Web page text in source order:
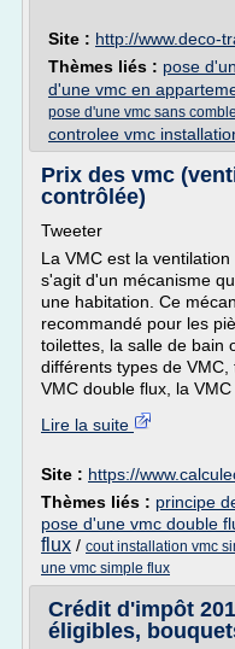
Site : http://www.deco-
Thèmes liés : pose
d'une vmc en
pose d'une vmc sans comble
controlee vmc
Prix des vmc
contrôlée)
Tweeter
La VMC est la
s'agit d'un mécanisme
une habitation. Ce
recommandé pour les
toilettes, la salle de bain
différents types de
VMC double flux, la VMC
Lire la suite
Site : https://
Thèmes liés : principe
pose d'une vmc double
flux / cout installation vmc
une vmc simple flux
Crédit d'impôt
éligibles,